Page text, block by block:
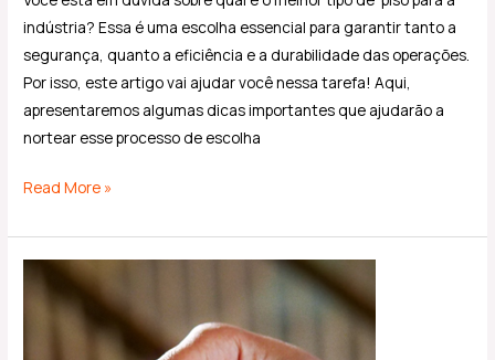
indústria? Essa é uma escolha essencial para garantir tanto a
segurança, quanto a eficiência e a durabilidade das operações.
Por isso, este artigo vai ajudar você nessa tarefa! Aqui,
apresentaremos algumas dicas importantes que ajudarão a
nortear esse processo de escolha
Read More »
Obra
turn